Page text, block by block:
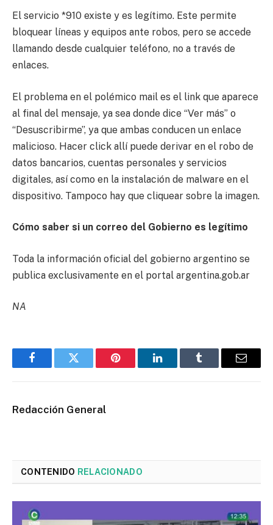
El servicio *910 existe y es legítimo. Este permite
bloquear líneas y equipos ante robos, pero se accede
llamando desde cualquier teléfono, no a través de
enlaces.
El problema en el polémico mail es el link que aparece
al final del mensaje, ya sea donde dice “Ver más” o
“Desuscribirme”, ya que ambas conducen un enlace
malicioso. Hacer click allí puede derivar en el robo de
datos bancarios, cuentas personales y servicios
digitales, así como en la instalación de malware en el
dispositivo. Tampoco hay que cliquear sobre la imagen.
Cómo saber si un correo del Gobierno es legítimo
Toda la información oficial del gobierno argentino se
publica exclusivamente en el portal argentina.gob.ar
NA
FacebookTwitter Pinterest LinkedInTumblr Email
Redacción General
CONTENIDO RELACIONADO